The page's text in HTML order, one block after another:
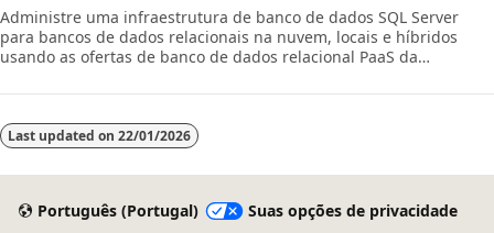
Administre uma infraestrutura de banco de dados SQL Server
para bancos de dados relacionais na nuvem, locais e híbridos
usando as ofertas de banco de dados relacional PaaS da
Last updated on 22/01/2026
Português (Portugal)
Suas opções de privacidade